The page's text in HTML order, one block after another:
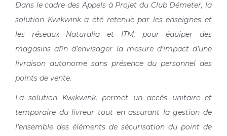
Dans le cadre des Appels à Projet du Club Démeter, la
solution Kwikwink a été retenue par les enseignes et
les réseaux Naturalia et ITM, pour équiper des
magasins afin d’envisager la mesure d’impact d’une
livraison autonome sans présence du personnel des
points de vente.
La solution Kwikwink, permet un accès unitaire et
temporaire du livreur tout en assurant la gestion de
l’ensemble des éléments de sécurisation du point de